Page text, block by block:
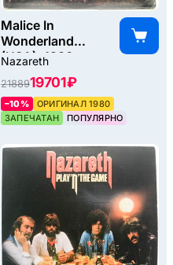
Malice In
Wonderland
(USA), 1980
Nazareth
2188919701 ₽
–10%
ОРИГИНАЛ 1980
ЗАПЕЧАТАН
ПОПУЛЯРНО